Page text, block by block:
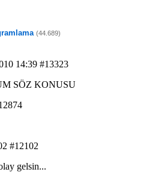
(44.689)
14:39 #13323
SÖZ KONUSU
#12102
gelsin...